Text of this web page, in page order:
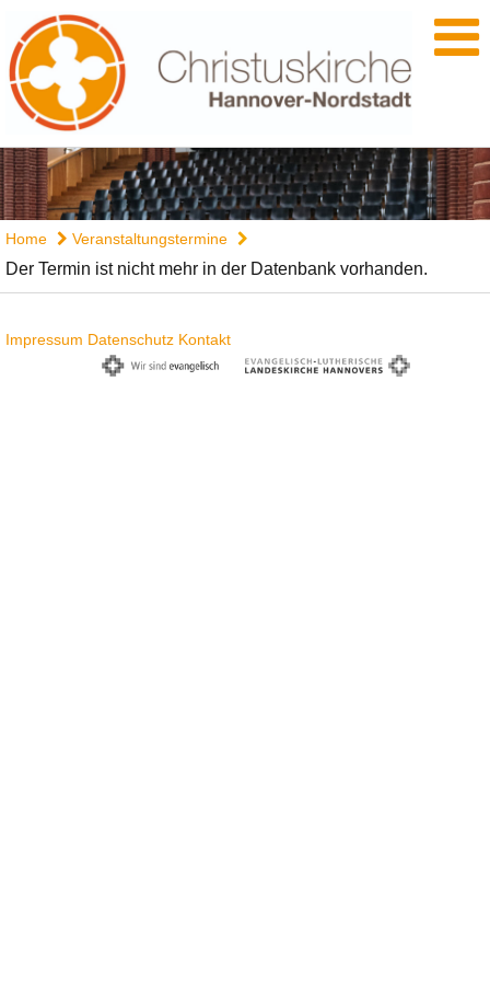
Home Veranstaltungstermine
Der Termin ist nicht mehr in der Datenbank vorhanden.
Impressum Datenschutz Kontakt